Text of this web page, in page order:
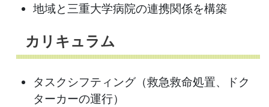
地域と三重大学病院の連携関係を構築
カリキュラム
タスクシフティング（救急救命処置、ドク
ターカーの運行）